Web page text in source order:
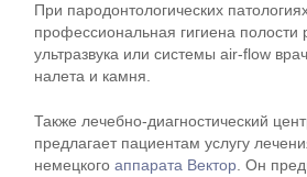
При пародонтологических
профессиональная гигиена
ультразвука или системы air-flow
налета и камня.
Также лечебно-диагностический
предлагает пациентам услугу
немецкого аппарата Вектор. Он